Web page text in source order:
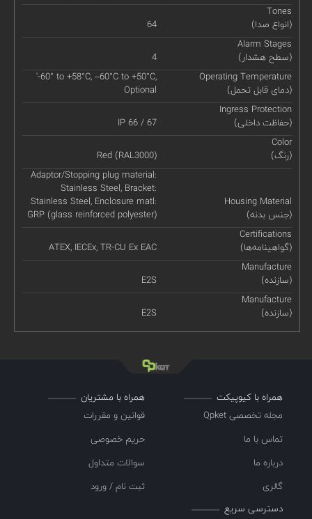
Tones
(انواع صدا)
64
Alarm Stages
(سطح هشدار)
4
Operating Temperature
(دمای قابل تحمل)
'-60° to +58°C, –60°C to +50°C,
Optional
Ingress Protection
(حفاظت داخلی)
IP 66 / 67
Color
(رنگ)
Red (RAL3000)
Housing Material
(جنس بدنه)
Adaptor/Stopping plug material:
Stainless Steel, Bracket:
Stainless Steel, Enclosure matl:
GRP (glass reinforced polyester)
Certifications
(گواهینامه‌ها)
ATEX, IECEx, TR-CU Ex EAC
Manufacture
(سازنده)
E2S
Manufacture
(سازنده)
E2S
همراه با کیوپیکت
مجله تخصصی Qpket
تماس با ما
درباره ما
گالری
همراه با مشتریان
قوانین و مقررات
حریم خصوصی
سوالات متداول
ثبت نام / ورود
دسترسی سریع